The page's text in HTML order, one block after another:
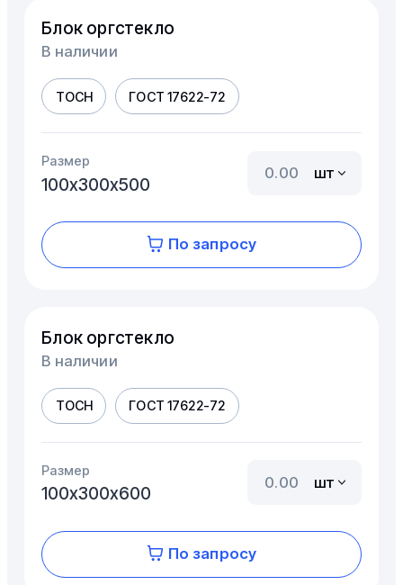
Блок оргстекло
В наличии
ТОСН ГОСТ 17622-72
Размер
100х300х500
шт
По запросу
Блок оргстекло
В наличии
ТОСН ГОСТ 17622-72
Размер
100х300х600
шт
По запросу